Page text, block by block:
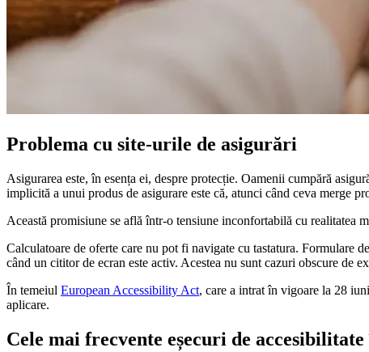
Problema cu site-urile de asigurări
Asigurarea este, în esența ei, despre protecție. Oamenii cumpără
implicită a unui produs de asigurare este că, atunci când ceva merge
Această promisiune se află într-o tensiune inconfortabilă cu
Calculatoare de oferte care nu pot fi navigate cu tastatura. Formulare
când un cititor de ecran este activ. Acestea nu sunt cazuri obscure
În temeiul European Accessibility Act, care a intrat în vigoare la 28
aplicare.
Cele mai frecvente eșecuri de